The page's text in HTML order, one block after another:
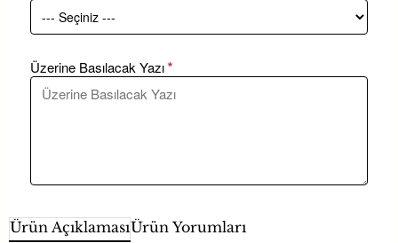
Üzerine Basılacak Yazı
Ürün AçıklamasıÜrün Yorumları